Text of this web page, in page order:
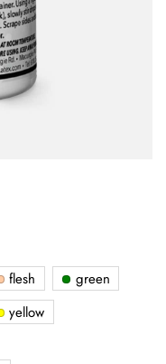
flesh
green
yellow